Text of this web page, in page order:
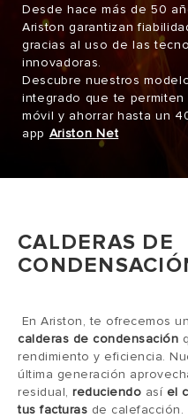
Desde hace más de 50
Ariston garantizan
gracias al uso de las
innovadoras.
Descubre nuestros
integrado que te
móvil y ahorrar hasta un
app Ariston Net
CALDERAS DE
En Ariston, te ofrecemos
calderas de condensación
rendimiento y eficiencia.
última generación
residual, reduciendo así el
tus facturas de calefacción.